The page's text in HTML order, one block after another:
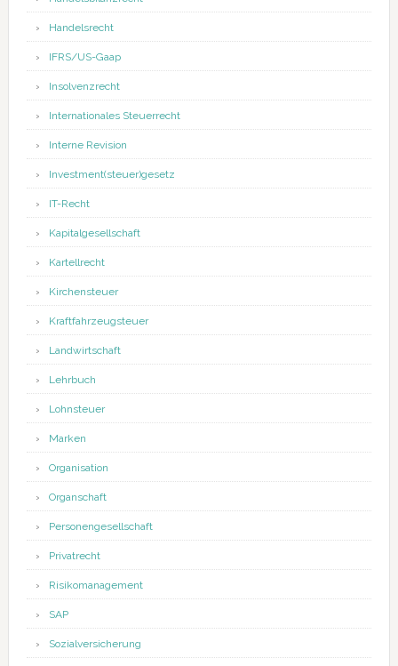
Handelsrecht
IFRS/US-Gaap
Insolvenzrecht
Internationales Steuerrecht
Interne Revision
Investment(steuer)gesetz
IT-Recht
Kapitalgesellschaft
Kartellrecht
Kirchensteuer
Kraftfahrzeugsteuer
Landwirtschaft
Lehrbuch
Lohnsteuer
Marken
Organisation
Organschaft
Personengesellschaft
Privatrecht
Risikomanagement
SAP
Sozialversicherung